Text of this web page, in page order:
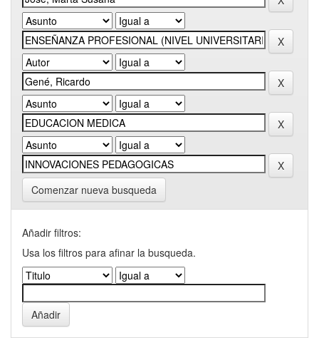
Comenzar nueva busqueda
Añadir filtros:
Usa los filtros para afinar la busqueda.